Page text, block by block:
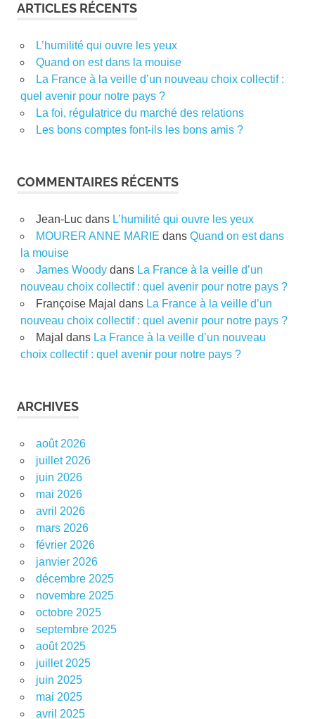
ARTICLES RÉCENTS
L’humilité qui ouvre les yeux
Quand on est dans la mouise
La France à la veille d’un nouveau choix collectif :
quel avenir pour notre pays ?
La foi, régulatrice du marché des relations
Les bons comptes font-ils les bons amis ?
COMMENTAIRES RÉCENTS
Jean-Lucdans L’humilité qui ouvre les yeux
MOURER ANNE MARIE dans Quand on est dans
la mouise
James Woodydans La France à la veille d’un
nouveau choix collectif : quel avenir pour notre pays ?
Françoise Majal dans La France à la veille d’un
nouveau choix collectif : quel avenir pour notre pays ?
Majal dans La France à la veille d’un nouveau
choix collectif : quel avenir pour notre pays ?
ARCHIVES
août 2026
juillet 2026
juin 2026
mai 2026
avril 2026
mars 2026
février 2026
janvier 2026
décembre 2025
novembre 2025
octobre 2025
septembre 2025
août 2025
juillet 2025
juin 2025
mai 2025
avril 2025